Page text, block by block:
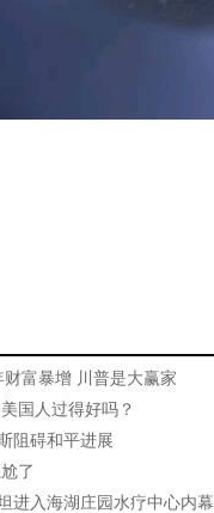
富暴增 川普是大赢家
国人过得好吗？
阻碍和平进展
了
进入海湖庄园水疗中心内幕